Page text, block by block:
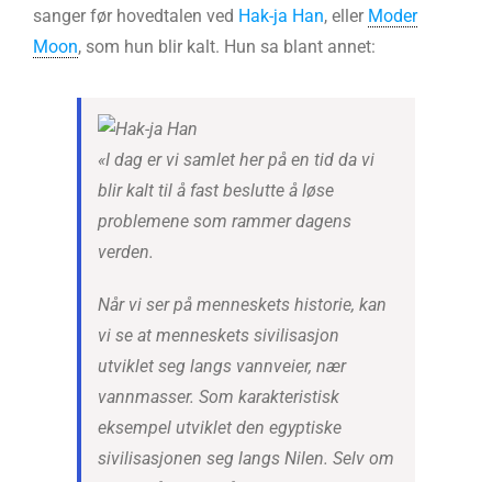
sanger før hovedtalen ved Hak-ja Han, eller Moder
Moon, som hun blir kalt. Hun sa blant annet:
«I dag er vi samlet her på en tid da vi
blir kalt til å fast beslutte å løse
problemene som rammer dagens
verden.
Når vi ser på menneskets historie, kan
vi se at menneskets sivilisasjon
utviklet seg langs vannveier, nær
vannmasser. Som karakteristisk
eksempel utviklet den egyptiske
sivilisasjonen seg langs Nilen. Selv om